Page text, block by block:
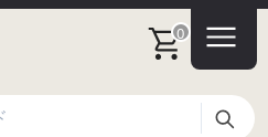
0